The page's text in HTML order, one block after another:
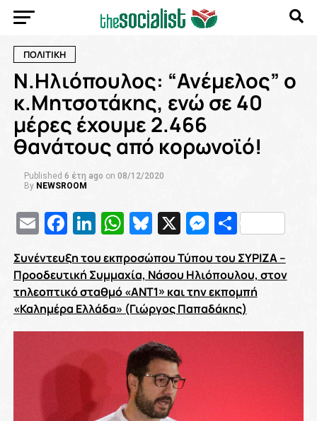
ΠΟΛΙΤΙΚΗ
Ν.Ηλιόπουλος: “Ανέμελος” ο
κ.Μητσοτάκης, ενώ σε 40
μέρες έχουμε 2.466
θανάτους από κορωνοϊό!
Published 6 έτη ago on 08/12/2020
By NEWSROOM
EmailFacebook
LinkedIn
WhatsApp
Bluesky
X
Συνέντευξη του εκπροσώπου Τύπου του ΣΥΡΙΖΑ –
Προοδευτική Συμμαχία, Νάσου Ηλιόπουλου, στον
τηλεοπτικό σταθμό «ΑΝΤ1» και την εκπομπή
«Καλημέρα Ελλάδα» (Γιώργος Παπαδάκης)